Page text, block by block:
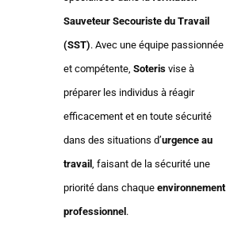
Sauveteur Secouriste du Travail
(SST). Avec une équipe passionnée
et compétente, Soteris vise à
préparer les individus à réagir
efficacement et en toute sécurité
dans des situations d’urgence au
travail , faisant de la sécurité une
priorité dans chaque environnement
professionnel .